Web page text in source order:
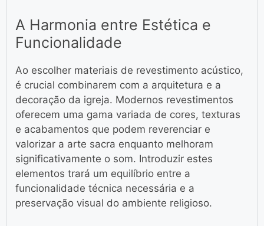
A Harmonia entre Estética e
Funcionalidade
Ao escolher materiais de revestimento acústico,
é crucial combinarem com a arquitetura e a
decoração da igreja. Modernos revestimentos
oferecem uma gama variada de cores, texturas
e acabamentos que podem reverenciar e
valorizar a arte sacra enquanto melhoram
significativamente o som. Introduzir estes
elementos trará um equilíbrio entre a
funcionalidade técnica necessária e a
preservação visual do ambiente religioso.